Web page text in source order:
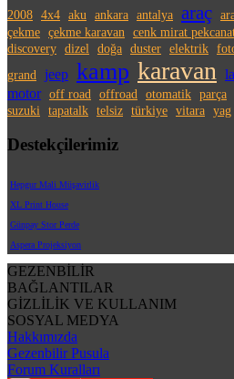
2008 4x4 aku ankara antalya araç
çekme çekme karavan cenk mirat
discovery dizel doğa duster elektrik
grand
jeep kamp karavan
motor off road offroad otomatik parça
suzuki
tapatalk telsiz türkiye vitara yag
Destekçilerimiz
Hepgur Mali Müşavirlik
XL Print House
Günpay Stor Perde
Aspera Projeksiyon
GEZENBİLİR
BAĞLANTILAR
GİZLİLİK VE KULLANIM
SOSYAL MEDYA
Hakkımızda
Gezenbilir Pusula
Forum Kuralları